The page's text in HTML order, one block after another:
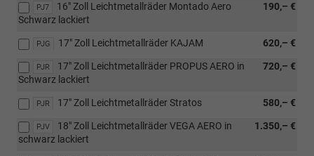
PJ7 190,– €
16" Zoll Leichtmetallräder Montado Aero
Schwarz lackiert
PJG 620,– €
17" Zoll Leichtmetallräder KAJAM
PJR 720,– €
17" Zoll Leichtmetallräder PROPUS AERO in
Schwarz lackiert
PJR 580,– €
17" Zoll Leichtmetallräder Stratos
PJV 1.350,– €
18" Zoll Leichtmetallräder VEGA AERO in
schwarz lackiert